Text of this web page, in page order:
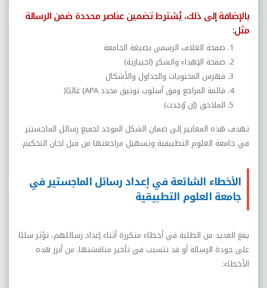
بالإضافة إلى ذلك، يُشترط تضمين عناصر محددة ضمن الرسالة
مثل:
صفحة الغلاف الرسمي بصيغة الجامعة
صفحة الإهداء والشكر (اختيارية)
فهرس المحتويات والجداول والأشكال
قائمة المراجع وفق أسلوب توثيق محدد (APA غالبًا)
الملاحق (إن وُجدت)
تهدف هذه المعايير إلى ضمان الشكل الموحد لجميع رسائل الماجستير
في جامعة العلوم التطبيقية وتسهيل مراجعتها من قبل لجان التحكيم.
الأخطاء الشائعة في إعداد رسائل الماجستير في
جامعة العلوم التطبيقية
يقع العديد من الطلبة في أخطاء متكررة أثناء إعداد رسائلهم، تؤثر سلبًا
على جودة الرسالة أو قد تتسبب في تأخير مناقشتها. من أبرز هذه
الأخطاء: